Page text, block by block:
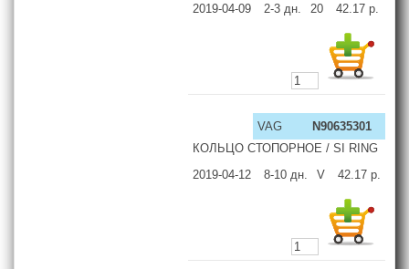
2019-04-09
2-3 дн. 20 42.17 р.
VAG
N90635301
КОЛЬЦО СТОПОРНОЕ / SI RING
2019-04-12
8-10 дн. V 42.17 р.